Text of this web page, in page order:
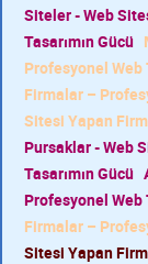
Siteler - Web
Tasarımın Gücü
Profesyonel Web
Firmalar –
Sitesi Yapan
Pursaklar - Web
Tasarımın Gücü
Profesyonel Web
Firmalar –
Sitesi Yapan